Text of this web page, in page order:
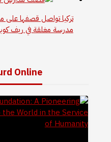
مدرسة مغلقة في ريف
Online